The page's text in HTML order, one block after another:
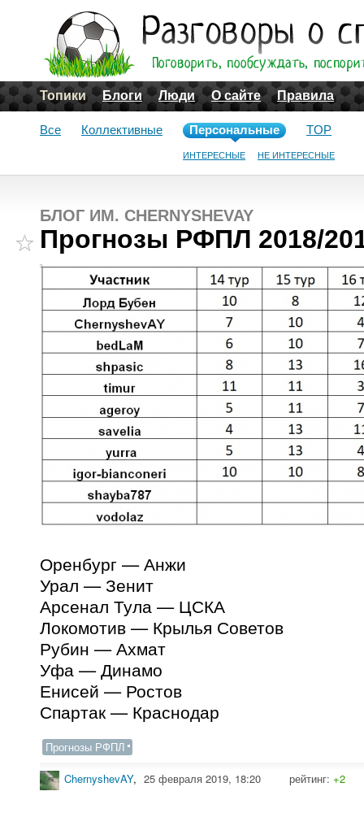
Топики Блоги Люди О сайте Правила
Все Коллективные Персональные
ИНТЕРЕСНЫЕ НЕ ИНТЕРЕСНЫЕ
TOP
БЛОГ ИМ. CHERNYSHEVAY
Прогнозы РФПЛ 2018/
Оренбург — Анжи
Урал — Зенит
Арсенал Тула — ЦСКА
Локомотив — Крылья Советов
Рубин — Ахмат
Уфа — Динамо
Енисей — Ростов
Спартак — Краснодар
Прогнозы РФПЛ
ChernyshevAY, 25 февраля 2019, 18:20 рейтинг: +2